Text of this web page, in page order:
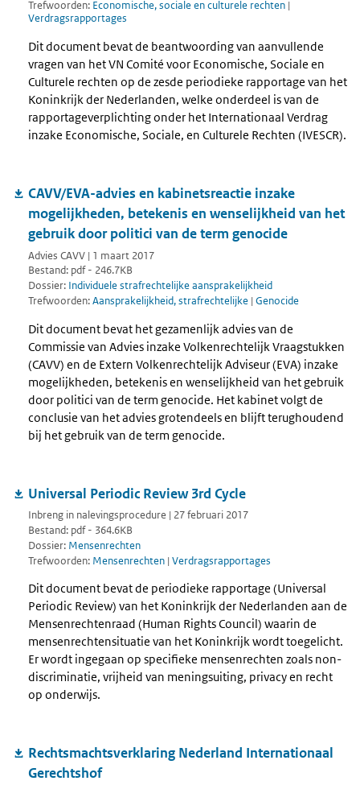
Trefwoorden: Economische, sociale en culturele rechten |
Verdragsrapportages
Dit document bevat de beantwoording van aanvullende
vragen van het VN Comité voor Economische, Sociale en
Culturele rechten op de zesde periodieke rapportage van het
Koninkrijk der Nederlanden, welke onderdeel is van de
rapportageverplichting onder het Internationaal Verdrag
inzake Economische, Sociale, en Culturele Rechten (IVESCR).
CAVV/EVA-advies en kabinetsreactie inzake
mogelijkheden, betekenis en wenselijkheid van het
gebruik door politici van de term genocide
Advies CAVV | 1 maart 2017
Bestand: pdf - 246.7KB
Dossier: Individuele strafrechtelijke aansprakelijkheid
Trefwoorden:Aansprakelijkheid, strafrechtelijke | Genocide
Dit document bevat het gezamenlijk advies van de
Commissie van Advies inzake Volkenrechtelijk Vraagstukken
(CAVV) en de Extern Volkenrechtelijk Adviseur (EVA) inzake
mogelijkheden, betekenis en wenselijkheid van het gebruik
door politici van de term genocide. Het kabinet volgt de
conclusie van het advies grotendeels en blijft terughoudend
bij het gebruik van de term genocide.
Universal Periodic Review 3rd Cycle
Inbreng in nalevingsprocedure | 27 februari 2017
Bestand: pdf - 364.6KB
Dossier: Mensenrechten
Trefwoorden: Mensenrechten | Verdragsrapportages
Dit document bevat de periodieke rapportage (Universal
Periodic Review) van het Koninkrijk der Nederlanden aan de
Mensenrechtenraad (Human Rights Council) waarin de
mensenrechtensituatie van het Koninkrijk wordt toegelicht.
Er wordt ingegaan op specifieke mensenrechten zoals non-
discriminatie, vrijheid van meningsuiting, privacy en recht
op onderwijs.
Rechtsmachtsverklaring Nederland Internationaal
Gerechtshof